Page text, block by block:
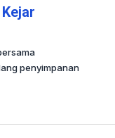
penyimpanan